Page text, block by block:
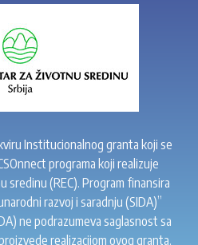
Institucionalnog granta koji se
programa koji realizuje
sredinu (REC). Program finansira
razvoj i saradnju (SIDA)”
ne podrazumeva saglasnost sa
realizacijom ovog granta.